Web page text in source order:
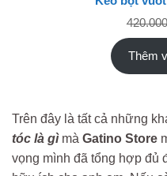
420.000
Thêm
Trên đây là tất cả những
tóc là gì mà Gatino Store
vọng mình đã tổng hợp đủ